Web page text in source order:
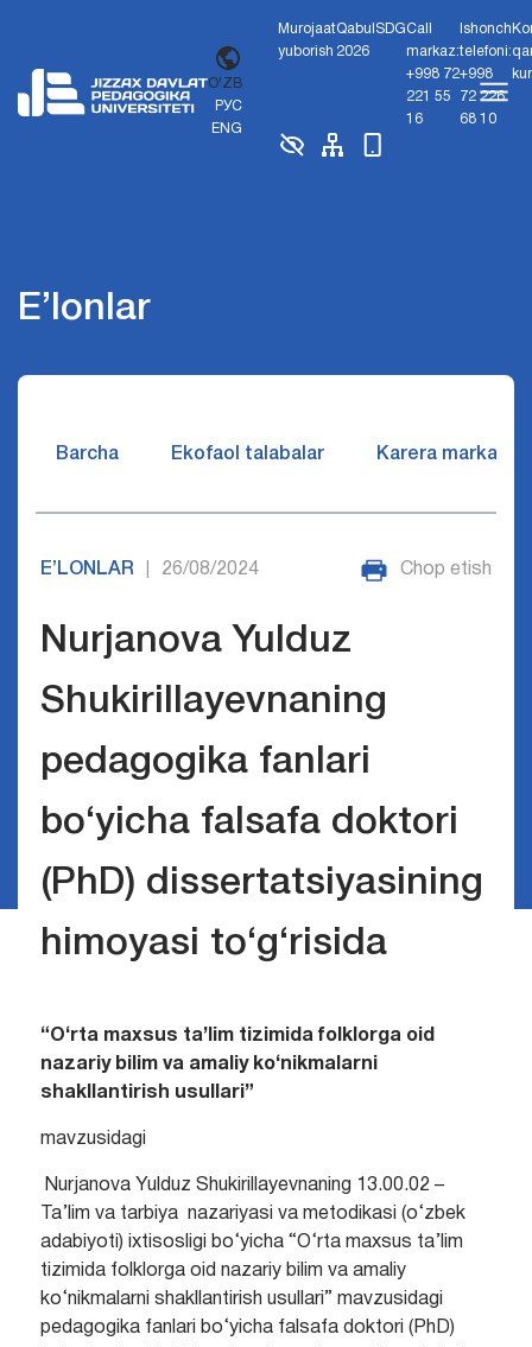
O'ZB
РУС
ENG
Murojaat
yuborish
Qabul
2026
SDGCall
markaz:
+998 72
221 55
16
Ishonch
telefoni:
+998
72 226
68 10
E’lonlar
Barcha Ekofaol talabalar Karera markazi
E’LONLAR 26/08/2024 Chop etish
Nurjanova Yulduz
Shukirillayevnaning
pedagogika fanlari
bo‘yicha falsafa doktori
(PhD) dissertatsiyasining
himoyasi to‘g‘risida
“O‘rta maxsus ta’lim tizimida folklorga oid
nazariy bilim va amaliy ko‘nikmalarni
shakllantirish usullari ”
mavzusidagi
Nurjanova Yulduz Shukirillayevnaning 13.00.02 –
Ta’lim va tarbiya nazariyasi va metodikasi (o‘zbek
adabiyoti) ixtisosligi bo‘yicha “O‘rta maxsus ta’lim
tizimida folklorga oid nazariy bilim va amaliy
ko‘nikmalarni shakllantirish usullari” mavzusidagi
pedagogika fanlari bo‘yicha falsafa doktori (PhD)